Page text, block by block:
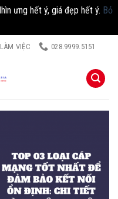
ưng hết ý, giá đẹp hết ý. Bỏ
VIỆC 028.9999.5151